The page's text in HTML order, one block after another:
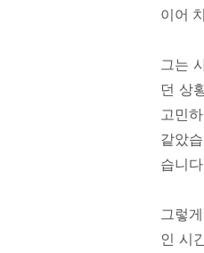
이어
그는
던 상
고민
같았
습니
그렇
인 시